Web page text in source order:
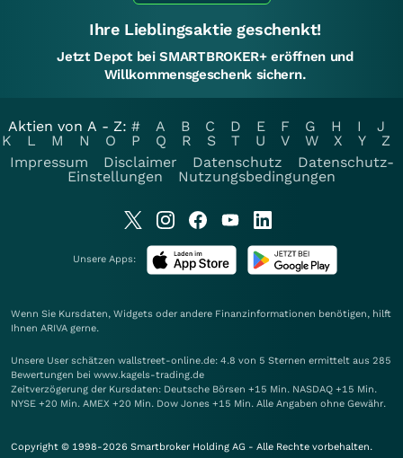
Ihre Lieblingsaktie geschenkt!
Jetzt Depot bei SMARTBROKER+ eröffnen und
Willkommensgeschenk sichern.
Aktien von A - Z: # A B C D E F G H I
J
K
L M N O P Q R S T U V W X Y
Z
Impressum
Disclaimer Datenschutz
Datenschutz-
Einstellungen
Nutzungsbedingungen
Unsere Apps:
Wenn Sie Kursdaten, Widgets oder andere Finanzinformationen benötigen, hilft
Ihnen ARIVA gerne.
Unsere User schätzen wallstreet-online.de: 4.8 von 5 Sternen ermittelt aus 285
Bewertungen bei www.kagels-trading.de
Zeitverzögerung der Kursdaten: Deutsche Börsen +15 Min. NASDAQ +15 Min.
NYSE +20 Min. AMEX +20 Min. Dow Jones +15 Min. Alle Angaben ohne Gewähr.
Copyright © 1998-2026 Smartbroker Holding AG - Alle Rechte vorbehalten.